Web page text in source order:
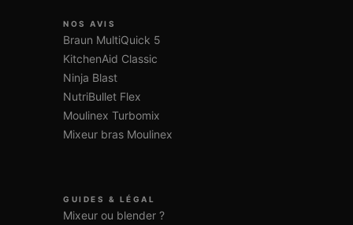
NOS AVIS
Braun MultiQuick 5
KitchenAid Classic
Ninja Blast
NutriBullet Flex
Moulinex Turbomix
Mixeur bras Moulinex
GUIDES & LÉGAL
Mixeur ou blender ?